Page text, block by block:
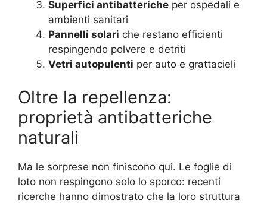
Superfici antibatteriche per ospedali e
ambienti sanitari
Pannelli solari che restano efficienti
respingendo polvere e detriti
Vetri autopulenti per auto e grattacieli
Oltre la repellenza:
proprietà antibatteriche
naturali
Ma le sorprese non finiscono qui. Le foglie di
loto non respingono solo lo sporco: recenti
ricerche hanno dimostrato che la loro struttura